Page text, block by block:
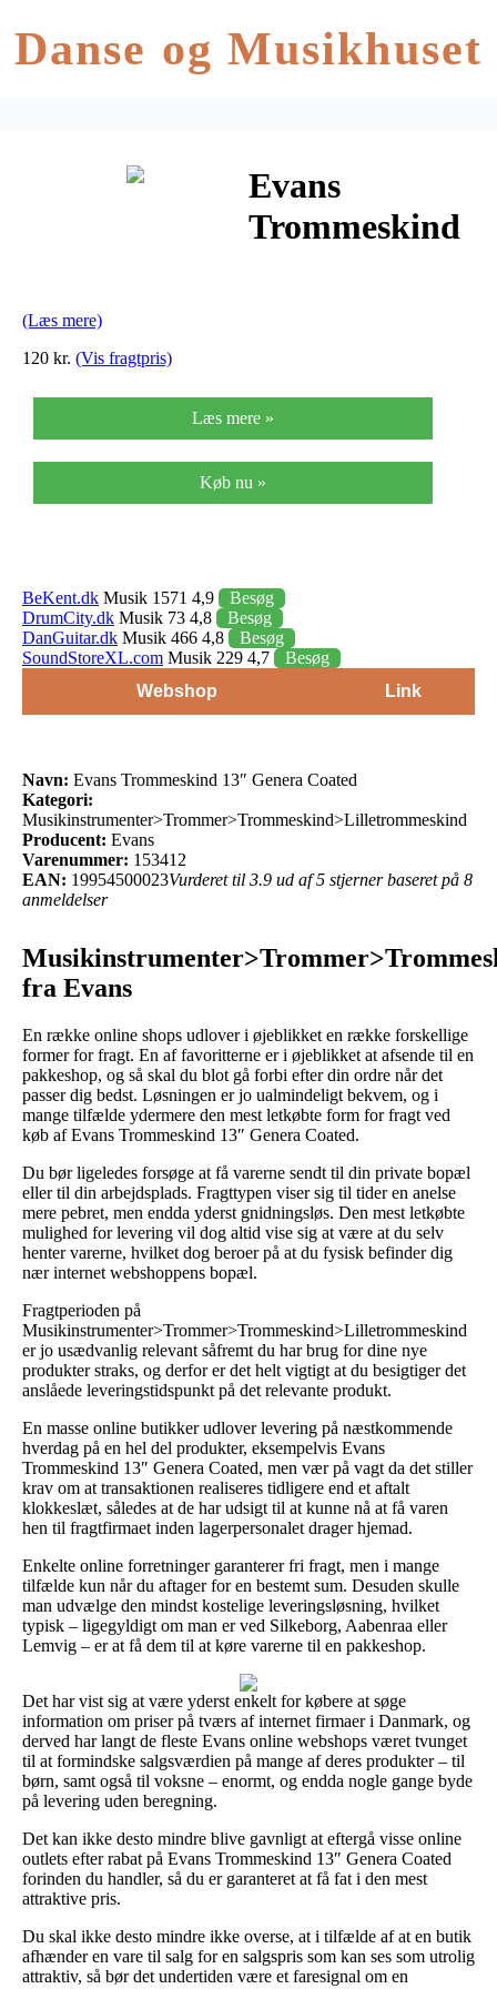
Danse og Musikhuset
Evans
Trommeskind
(Læs mere)
120 kr. (Vis fragtpris)
Læs mere »
Køb nu »
BeKent.dk Musik 1571 4,9
Besøg
DrumCity.dk Musik 73 4,8
Besøg
DanGuitar.dk Musik 466 4,8
Besøg
SoundStoreXL.com Musik 229 4,7
Besøg
Webshop
Link
Navn: Evans Trommeskind 13″ Genera Coated
Kategori:
Musikinstrumenter>Trommer>Trommeskind>Lilletrommeskind
Producent: Evans
Varenummer: 153412
EAN: 19954500023Vurderet til 3.9 ud af 5 stjerner baseret på 8
anmeldelser
fra Evans
En række online shops udlover i øjeblikket en række forskellige
former for fragt. En af favoritterne er i øjeblikket at afsende til en
pakkeshop, og så skal du blot gå forbi efter din ordre når det
passer dig bedst. Løsningen er jo ualmindeligt bekvem, og i
mange tilfælde ydermere den mest letkøbte form for fragt ved
køb af Evans Trommeskind 13″ Genera Coated.
Du bør ligeledes forsøge at få varerne sendt til din private bopæl
eller til din arbejdsplads. Fragttypen viser sig til tider en anelse
mere pebret, men endda yderst gnidningsløs. Den mest letkøbte
mulighed for levering vil dog altid vise sig at være at du selv
henter varerne, hvilket dog beroer på at du fysisk befinder dig
nær internet webshoppens bopæl.
Fragtperioden på
Musikinstrumenter>Trommer>Trommeskind>Lilletrommeskind
er jo usædvanlig relevant såfremt du har brug for dine nye
produkter straks, og derfor er det helt vigtigt at du besigtiger det
anslåede leveringstidspunkt på det relevante produkt.
En masse online butikker udlover levering på næstkommende
hverdag på en hel del produkter, eksempelvis Evans
Trommeskind 13″ Genera Coated, men vær på vagt da det stiller
krav om at transaktionen realiseres tidligere end et aftalt
klokkeslæt, således at de har udsigt til at kunne nå at få varen
hen til fragtfirmaet inden lagerpersonalet drager hjemad.
Enkelte online forretninger garanterer fri fragt, men i mange
tilfælde kun når du aftager for en bestemt sum. Desuden skulle
man udvælge den mindst kostelige leveringsløsning, hvilket
typisk – ligegyldigt om man er ved Silkeborg, Aabenraa eller
Lemvig – er at få dem til at køre varerne til en pakkeshop.
Det har vist sig at være yderst enkelt for købere at søge
information om priser på tværs af internet firmaer i Danmark, og
derved har langt de fleste Evans online webshops været tvunget
til at formindske salgsværdien på mange af deres produkter – til
børn, samt også til voksne – enormt, og endda nogle gange byde
på levering uden beregning.
Det kan ikke desto mindre blive gavnligt at eftergå visse online
outlets efter rabat på Evans Trommeskind 13″ Genera Coated
forinden du handler, så du er garanteret at få fat i den mest
attraktive pris.
Du skal ikke desto mindre ikke overse, at i tilfælde af at en butik
afhænder en vare til salg for en salgspris som kan ses som utrolig
attraktiv, så bør det undertiden være et faresignal om en